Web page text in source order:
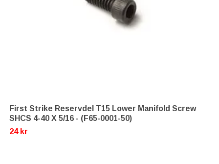
First Strike Reservdel T15 Lower Manifold Screw
SHCS 4-40 X 5/16 - (F65-0001-50)
24 kr